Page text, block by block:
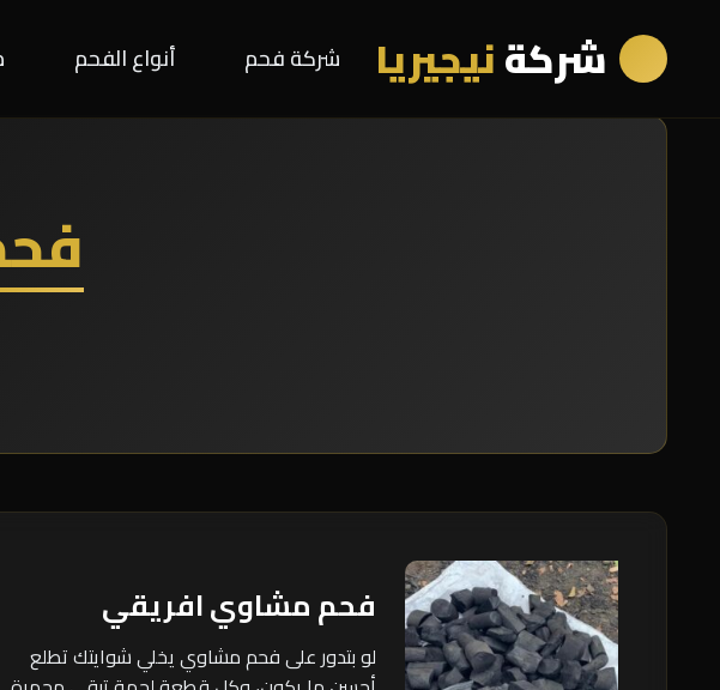
شركةنيجيريا شركة فحم أنواع الفحم
فحم مشاوي افريقي
لو بتدور على فحم مشاوي يخلي شوايتك تطلع